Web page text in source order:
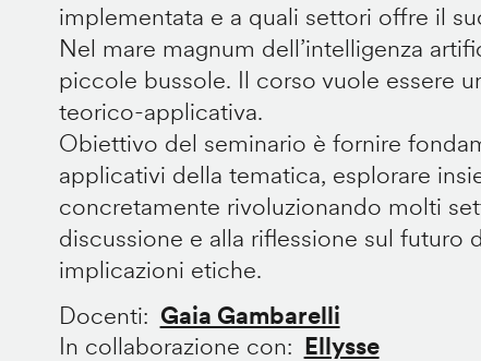
implementata e a quali settori offre il
Nel mare magnum dell’intelligenza
piccole bussole. Il corso vuole essere
teorico-applicativa.
Obiettivo del seminario è fornire
applicativi della tematica, esplorare
concretamente rivoluzionando molti
discussione e alla riflessione sul futuro
implicazioni etiche.
Docenti
Gaia Gambarelli
In collaborazione con
Ellysse